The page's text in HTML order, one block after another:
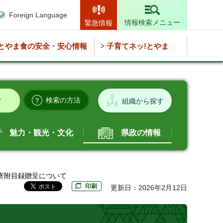
Foreign Language
緊急情報
情報検索メニュー
やま食の安全・安心情報 子育てネッ!とやま
検索の方法 組織から探す
魅力・観光・文化 県政の情報
附目録贈呈について
印刷 更新日：2026年2月12日